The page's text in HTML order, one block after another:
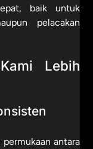
baik untuk
pelacakan
Lebih
antara